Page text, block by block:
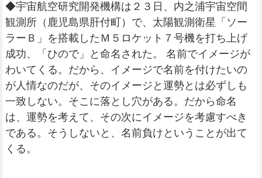
◆宇宙航空研究開発機構は２３日、内之浦宇宙空間
観測所（鹿児島県肝付町）で、太陽観測衛星「ソー
ラーＢ」を搭載したＭ５ロケット７号機を打ち上げ
成功、「ひので」と命名された。 名前でイメージが
わいてくる。だから、イメージで名前を付けたいの
が人情なのだが、そのイメージと運勢とは必ずしも
一致しない。そこに落とし穴がある。だから命名
は、運勢を考えて、その次にイメージを考慮すべき
である。そうしないと、名前負けということが出て
くる。